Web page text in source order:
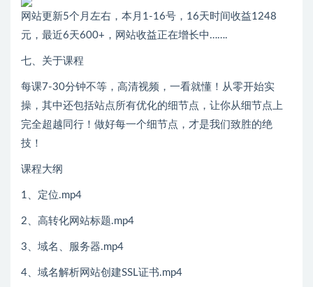
网站更新5个月左右，本月1-16号，16天时间收益1248
元，最近6天600+，网站收益正在增长中…….
七、关于课程
每课7-30分钟不等，高清视频，一看就懂！从零开始实
操，其中还包括站点所有优化的细节点，让你从细节点上
完全超越同行！做好每一个细节点，才是我们致胜的绝
技！
课程大纲
1、定位.mp4
2、高转化网站标题.mp4
3、域名、服务器.mp4
4、域名解析网站创建SSL证书.mp4